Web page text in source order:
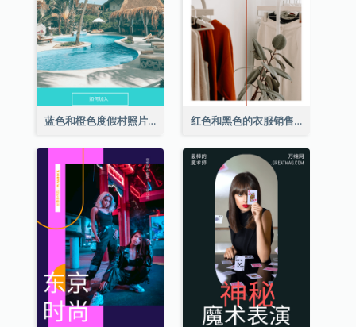
蓝色和橙色度假村照片酒店Instagram限时动态 红色和黑色的衣服销售Instagram限时动态